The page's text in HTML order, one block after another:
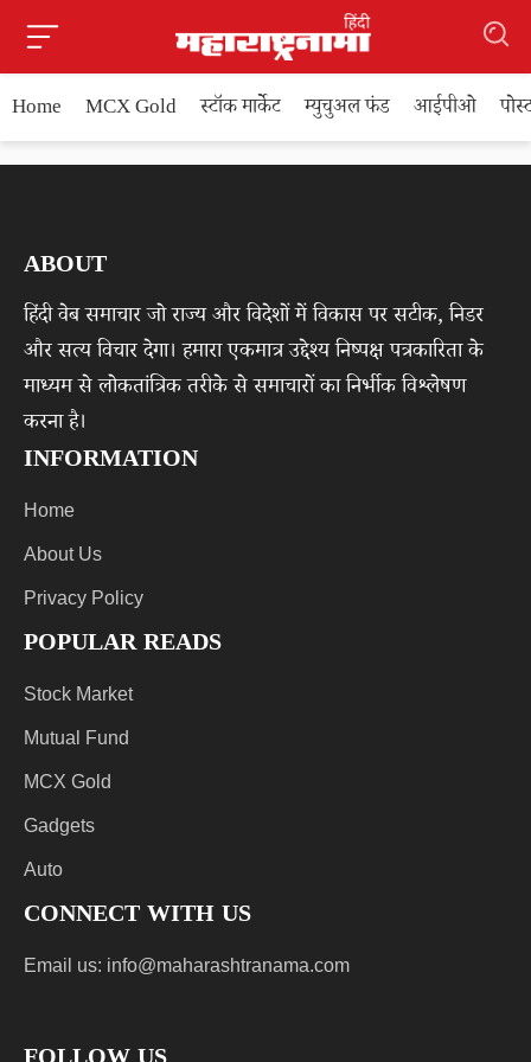
Home MCX Gold स्टॉक मार्केट म्युचुअल फंड आईपीओ
ABOUT
हिंदी वेब समाचार जो राज्य और विदेशों में विकास पर सटीक, निडर
और सत्य विचार देगा। हमारा एकमात्र उद्देश्य निष्पक्ष पत्रकारिता के
माध्यम से लोकतांत्रिक तरीके से समाचारों का निर्भीक विश्लेषण
करना है।
INFORMATION
Home
About Us
Privacy Policy
POPULAR READS
Stock Market
Mutual Fund
MCX Gold
Gadgets
Auto
CONNECT WITH US
Email us: info@maharashtranama.com